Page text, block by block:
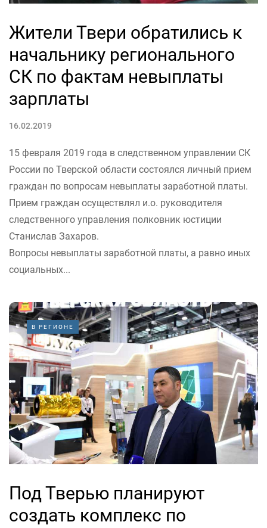
Жители Твери обратились к
начальнику регионального
СК по фактам невыплаты
зарплаты
16.02.2019
15 февраля 2019 года в следственном управлении СК
России по Тверской области состоялся личный прием
граждан по вопросам невыплаты заработной платы.
Прием граждан осуществлял и.о. руководителя
следственного управления полковник юстиции
Станислав Захаров.
Вопросы невыплаты заработной платы, а равно иных
социальных...
В РЕГИОНЕ
Под Тверью планируют
создать комплекс по